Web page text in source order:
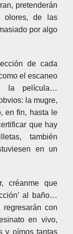
pretenderán
olores, de las
por algo
de cada
el escaneo
la película…
la mugre,
en fin, hasta le
que hay
también
en un
créanme que
al baño…
regresarán con
en vivo,
y oímos tantas